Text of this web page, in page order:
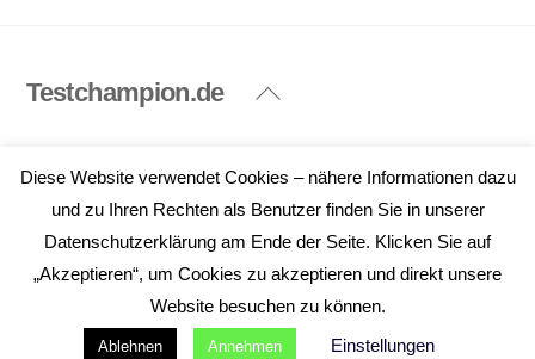
Back
Testchampion.de
Testchampion.de 2026
Diese Website verwendet Cookies – nähere Informationen dazu
und zu Ihren Rechten als Benutzer finden Sie in unserer
Datenschutzerklärung am Ende der Seite. Klicken Sie auf
„Akzeptieren“, um Cookies zu akzeptieren und direkt unsere
Website besuchen zu können.
Ablehnen Annehmen Einstellungen